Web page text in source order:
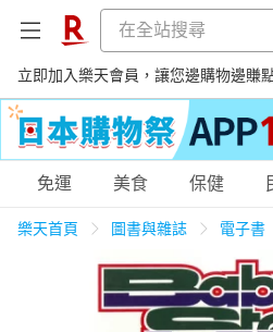
立即加入樂天會員，讓您邊購物邊賺
購物網分類
美食蛋糕
免運 美食 保健
樂天首頁 圖書與雜誌 電子書